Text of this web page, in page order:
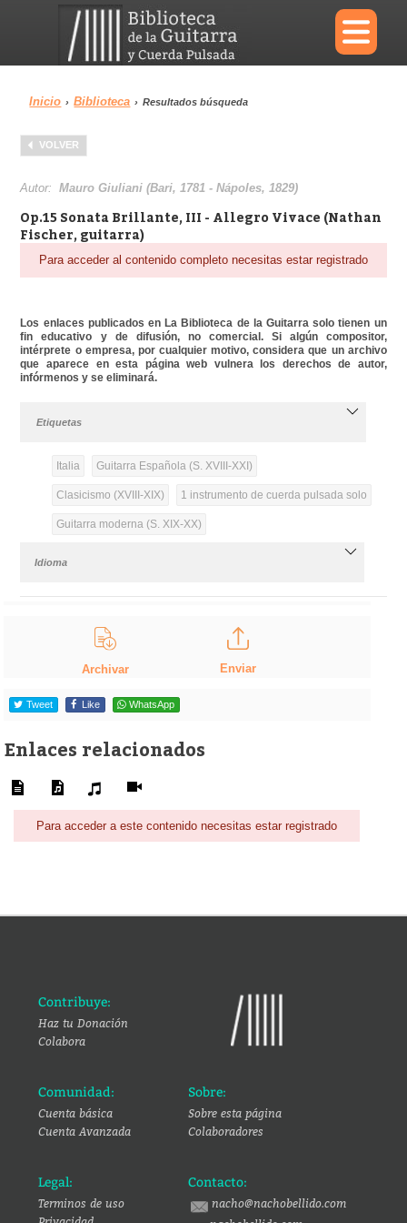
×
Menu
Biblioteca Diccionario
Área personal Reproductor
Inicio › Biblioteca › Resultados búsqueda
VOLVER
Autor:Mauro Giuliani (Bari, 1781 - Nápoles, 1829)
Op.15 Sonata Brillante, III - Allegro Vivace (Nathan​
Fischer, guitarra)​
Para acceder al contenido completo necesitas estar registrado
Los enlaces publicados en La Biblioteca de la Guitarra solo tienen un
fin educativo y de difusión, no comercial. Si algún compositor,
intérprete o empresa, por cualquier motivo, considera que un archivo
que aparece en esta página web vulnera los derechos de autor,
infórmenos y se eliminará.
Etiquetas
Italia Guitarra Española (S. XVIII-XXI)
Clasicismo (XVIII-XIX) 1 instrumento de cuerda pulsada solo
Guitarra moderna (S. XIX-XX)
Idioma
Archivar Enviar
Tweet Like WhatsApp
Enlaces relacionados
Para acceder a este contenido necesitas estar registrado
Contribuye:
Haz tu Donación
Colabora
Comunidad:
Cuenta básica
Cuenta Avanzada
Sobre:
Sobre esta página
Colaboradores
Legal:
Terminos de uso
Contacto:
nacho@nachobellido.com